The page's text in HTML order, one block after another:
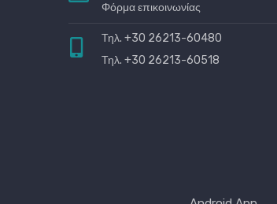
Φόρμα επικοινωνίας
Τηλ. +30 26213-60480
Τηλ. +30 26213-60518